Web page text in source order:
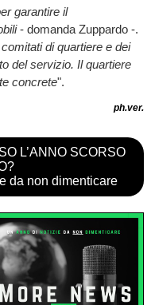
garantire il
- domanda Zuppardo -.
di quartiere e dei
del servizio. Il quartiere
concrete".
ph.ver.
L’ANNO SCORSO
da non dimenticare